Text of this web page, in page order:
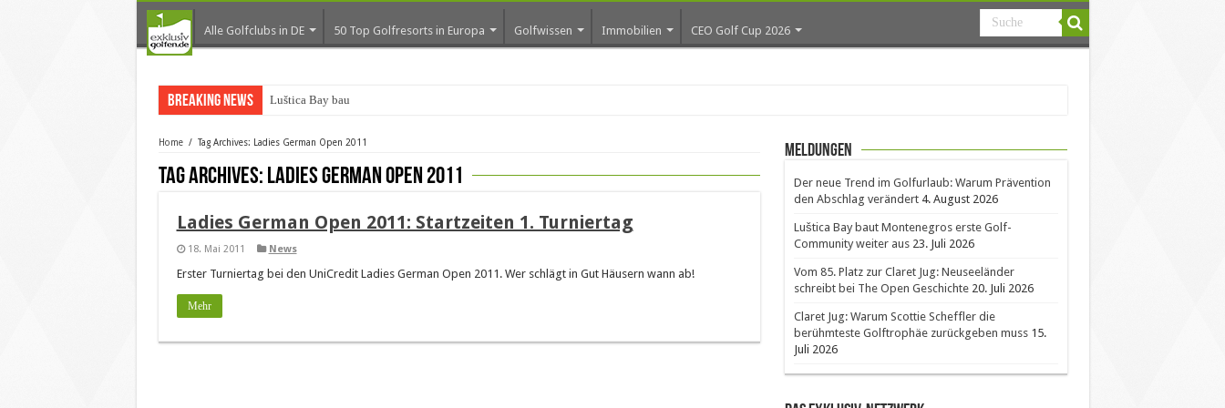
Alle Golfclubs in DE 50 Top Golfresorts in Europa Golfwissen Immobilien CEO Golf Cup 2026
Breaking News Luštica Bay baut Monte
Home / Tag Archives: Ladies German Open 2011
Tag Archives: Ladies German Open 2011
Ladies German Open 2011: Startzeiten 1. Turniertag
18. Mai 2011 News
Erster Turniertag bei den UniCredit Ladies German Open 2011. Wer schlägt in Gut Häusern wann ab!
Mehr
Meldungen
Der neue Trend im Golfurlaub: Warum Prävention
den Abschlag verändert 4. August 2026
Luštica Bay baut Montenegros erste Golf-
Community weiter aus 23. Juli 2026
Vom 85. Platz zur Claret Jug: Neuseeländer
schreibt bei The Open Geschichte 20. Juli 2026
Claret Jug: Warum Scottie Scheffler die
berühmteste Golftrophäe zurückgeben muss 15.
Juli 2026